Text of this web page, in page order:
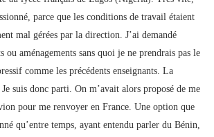
parce que les conditions de travail étaient
mal gérées par la direction. J’ai demandé
ou aménagements sans quoi je ne prendrais pas le
comme les précédents enseignants. La
suis donc parti. On m’avait alors proposé de me
pour me renvoyer en France. Une option que
qu’entre temps, ayant entendu parler du Bénin,